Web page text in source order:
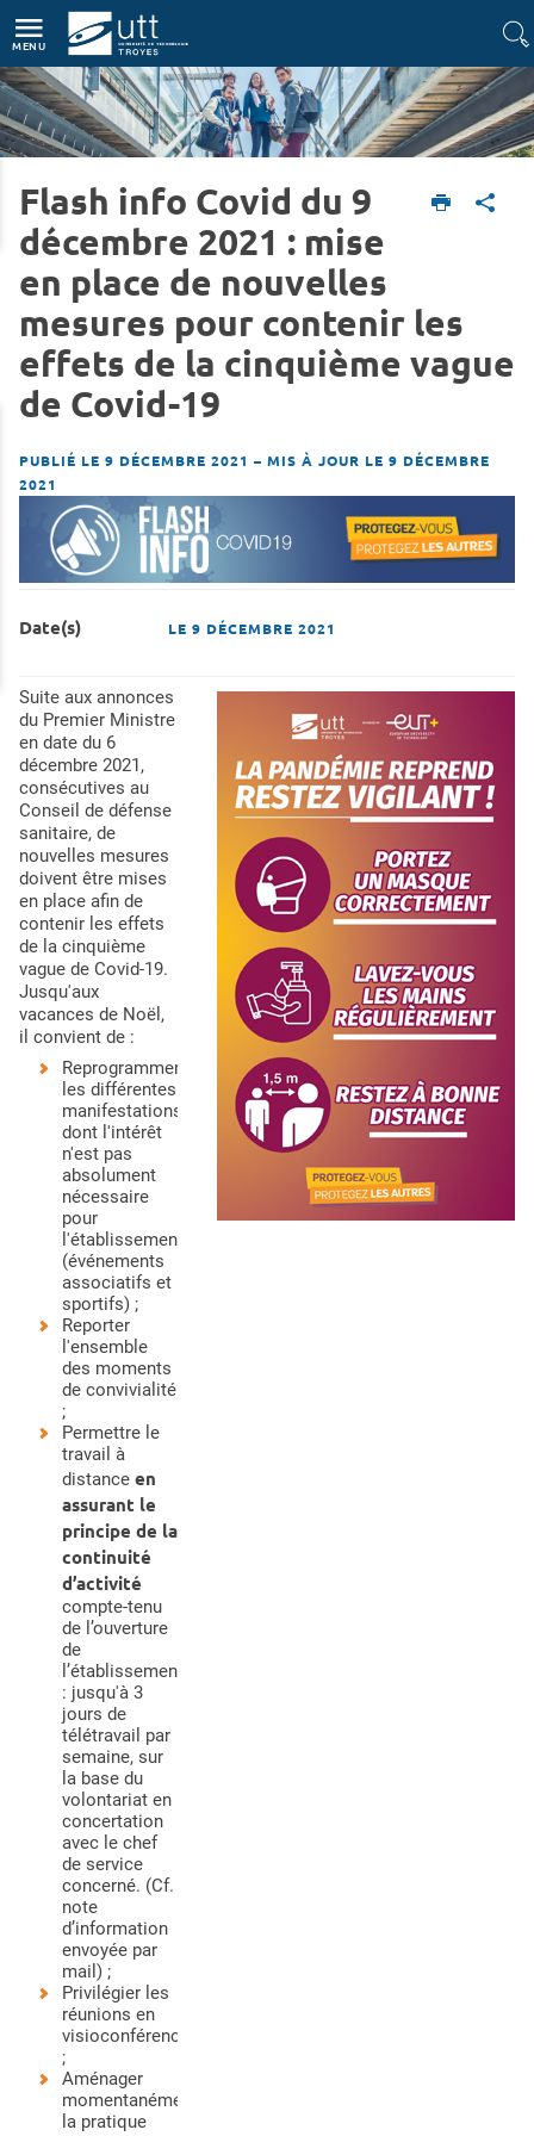
MENU
Accueil L'UTT Actualités
Flash info Covid du 9
décembre 2021 : mise
en place de nouvelles
mesures pour contenir les
effets de la cinquième vague
de Covid-19
PUBLIÉ LE 9 DÉCEMBRE 2021 – MIS À JOUR LE 9 DÉCEMBRE
2021
Date(s) LE 9 DÉCEMBRE 2021
Suite aux annonces
du Premier Ministre
en date du 6
décembre 2021,
consécutives au
Conseil de défense
sanitaire, de
nouvelles mesures
doivent être mises
en place afin de
contenir les effets
de la cinquième
vague de Covid-19.
Jusqu'aux
vacances de Noël,
il convient de :
Reprogrammer
les différentes
manifestations
dont l'intérêt
n'est pas
absolument
nécessaire
pour
l'établissement
(événements
associatifs et
sportifs) ;
Reporter
l'ensemble
des moments
de convivialité
;
Permettre le
travail à
distance en
assurant le
principe de la
continuité
d’activité
compte-tenu
de l’ouverture
de
l’établissement
: jusqu'à 3
jours de
télétravail par
semaine, sur
la base du
volontariat en
concertation
avec le chef
de service
concerné. (Cf.
note
d’information
envoyée par
mail) ;
Privilégier les
réunions en
visioconférence
;
Aménager
momentanément
la pratique